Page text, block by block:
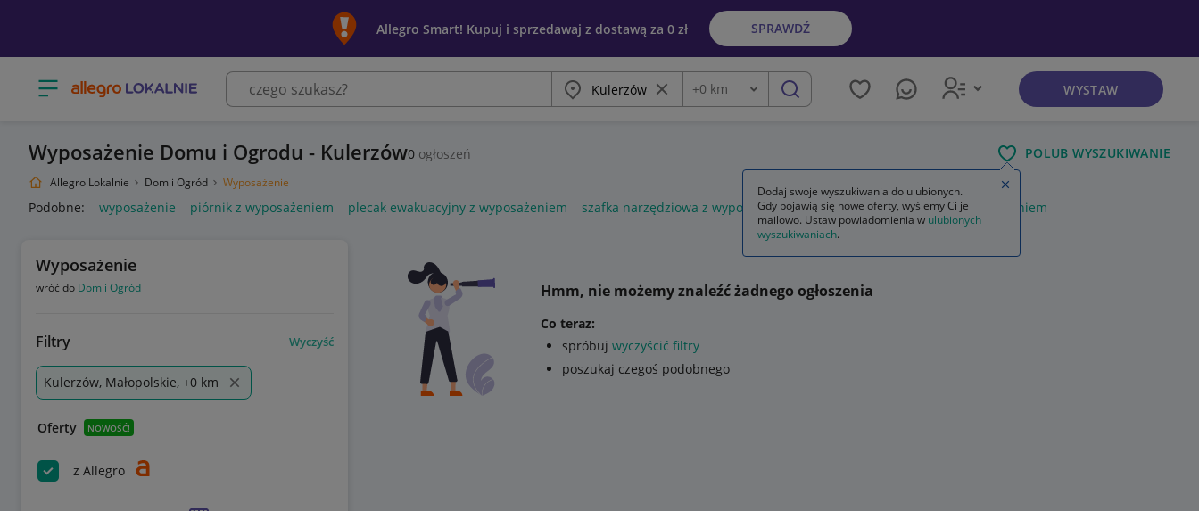
Allegro Smart! Kupuj i sprzedawaj z dostawą za 0 zł SPRAWDŹ
Otwórz menu z kategoriami Miasto Wyczyść frazę
Odległość
+0 km szukaj WYSTAW
Wyposażenie Domu i Ogrodu - Kulerzów0 ogłoszeń POLUB WYSZUKIWANIE
Allegro Lokalnie Dom i Ogród Wyposażenie
Podobne: wyposażenie piórnik z wyposażeniem plecak ewakuacyjny z wyposażeniem szafka narzędziowa z wyposażeniem skrzynka narzędziowa z wyposażeniem
Wyposażenie
wróć do Dom i Ogród
Filtry Wyczyść
Kulerzów, Małopolskie, +0 km
Oferty NOWOŚĆ!
z Allegro
Hmm, nie możemy znaleźć żadnego ogłoszenia
Co teraz:
spróbuj wyczyścić filtry
poszukaj czegoś podobnego
Dodaj swoje wyszukiwania do ulubionych.
Gdy pojawią się nowe oferty, wyślemy Ci je
mailowo. Ustaw powiadomienia w ulubionych
wyszukiwaniach.
Zamknij wskazówkę